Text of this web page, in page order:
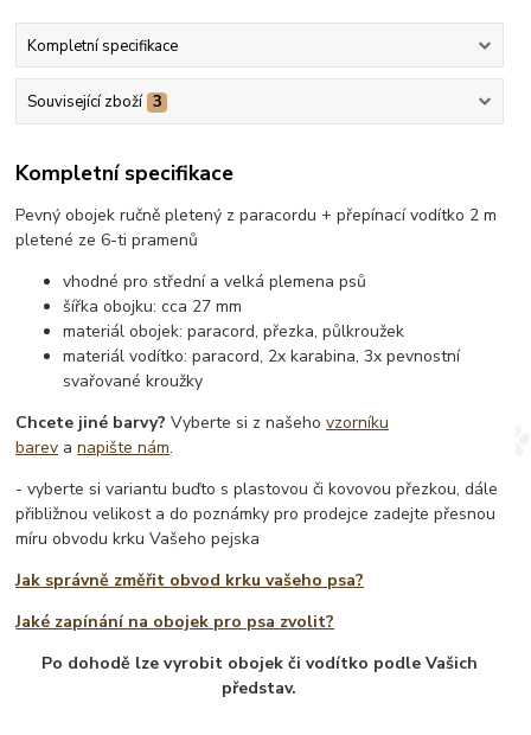
Kompletní specifikace
Související zboží 3
Kompletní specifikace
Pevný obojek ručně pletený z paracordu + přepínací vodítko 2 m
pletené ze 6-ti pramenů
vhodné pro střední a velká plemena psů
šířka obojku: cca 27 mm
materiál obojek: paracord, přezka, půlkroužek
materiál vodítko: paracord, 2x karabina, 3x pevnostní
svařované kroužky
Chcete jiné barvy? Vyberte si z našehovzorníku
barev anapište nám.
- vyberte si variantu buďto s plastovou či kovovou přezkou, dále
přibližnou velikost a do poznámky pro prodejce zadejte přesnou
míru obvodu krku Vašeho pejska
Jak správně změřit obvod krku vašeho psa?
Jaké zapínání na obojek pro psa zvolit?
Po dohodě lze vyrobit obojek či vodítko podle Vašich
představ.